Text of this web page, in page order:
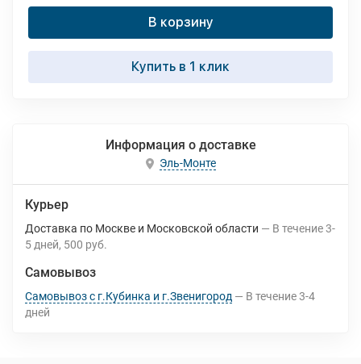
В корзину
Купить в 1 клик
Информация о доставке
Эль-Монте
Курьер
Доставка по Москве и Московской области В течение3-
5 дней 500 руб.
Самовывоз
Самовывоз с г.Кубинка и г.Звенигород В течение3-4
дней